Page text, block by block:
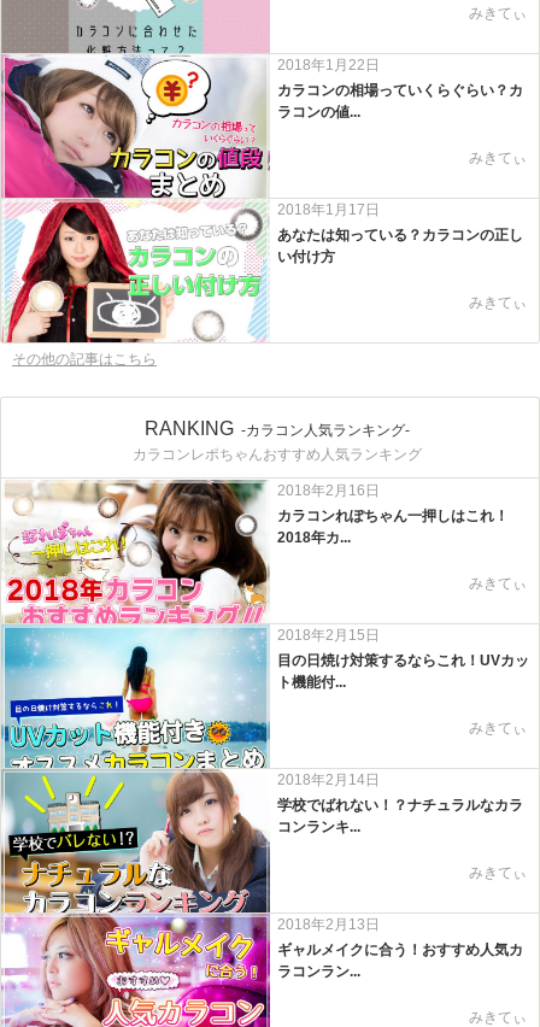
みきてぃ
2018年1月22日
カラコンの相場っていくらぐらい？カ
ラコンの値...
みきてぃ
2018年1月17日
あなたは知っている？カラコンの正し
い付け方
みきてぃ
その他の記事はこちら
RANKING -カラコン人気ランキング-
カラコンレポちゃんおすすめ人気ランキング
2018年2月16日
カラコンれぽちゃん一押しはこれ！
2018年カ...
みきてぃ
2018年2月15日
目の日焼け対策するならこれ！UVカッ
ト機能付...
みきてぃ
2018年2月14日
学校でばれない！？ナチュラルなカラ
コンランキ...
みきてぃ
2018年2月13日
ギャルメイクに合う！おすすめ人気カ
ラコンラン...
みきてぃ